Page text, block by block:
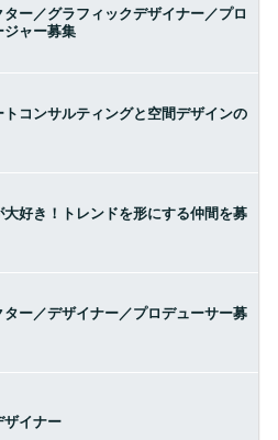
ー／グラフィックデザイナー／プロ
ジャー募集
コンサルティングと空間デザインの
大好き！トレンドを形にする仲間を募
ター／デザイナー／プロデューサー募
ザイナー